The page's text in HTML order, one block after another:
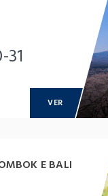
31
VER
E BALI